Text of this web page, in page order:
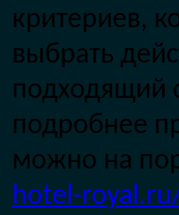
критериев,
выбрать
подходящий
подробнее
можно на
hotel-